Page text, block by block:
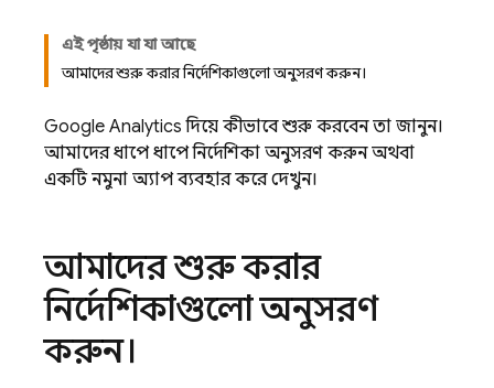
এই পৃষ্ঠায় যা যা আছে
আমাদের শুরু করার নির্দেশিকাগুলো অনুসরণ করুন।
Google Analytics দিয়ে কীভাবে শুরু করবেন তা জানুন।
আমাদের ধাপে ধাপে নির্দেশিকা অনুসরণ করুন অথবা
একটি নমুনা অ্যাপ ব্যবহার করে দেখুন।
আমাদের শুরু করার
নির্দেশিকাগুলো অনুসরণ
করুন।